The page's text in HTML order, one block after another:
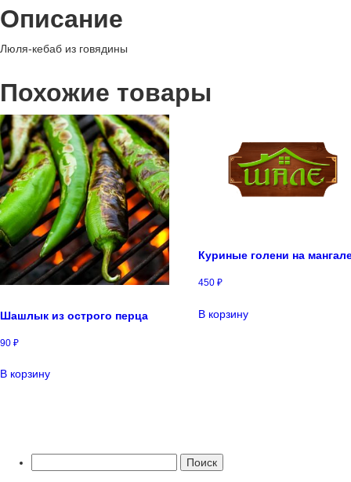
Описание
Люля-кебаб из говядины
Похожие товары
Шашлык из острого перца
90 ₽
В корзину
Куриные голени на
450₽
В корзину